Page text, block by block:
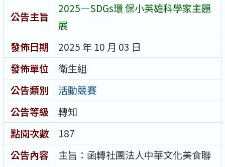
公告主旨
2025—SDGs環 保小英雄科學家主題
展
發佈日期
2025 年 10 月 03 日
發佈單位
衛生組
公告類別
活動競賽
公告等級
轉知
點閱次數
187
公告內容
主旨：函轉社團法人中華文化美食聯